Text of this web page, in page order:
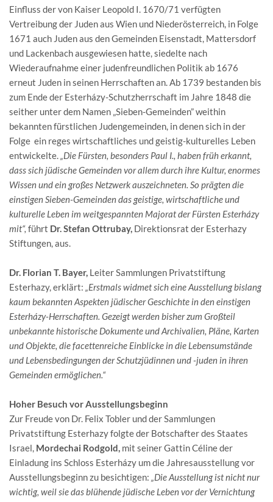
Einfluss der von Kaiser Leopold I. 1670/71 verfügten
Vertreibung der Juden aus Wien und Niederösterreich, in Folge
1671 auch Juden aus den Gemeinden Eisenstadt, Mattersdorf
und Lackenbach ausgewiesen hatte, siedelte nach
Wiederaufnahme einer judenfreundlichen Politik ab 1676
erneut Juden in seinen Herrschaften an. Ab 1739 bestanden bis
zum Ende der Esterházy-Schutzherrschaft im Jahre 1848 die
seither unter dem Namen „Sieben-Gemeinden” weithin
bekannten fürstlichen Judengemeinden, in denen sich in der
Folge ein reges wirtschaftliches und geistig-kulturelles Leben
entwickelte.„Die Fürsten, besonders Paul I., haben früh erkannt,
dass sich jüdische Gemeinden vor allem durch ihre Kultur, enormes
Wissen und ein großes Netzwerk auszeichneten. So prägten die
einstigen Sieben-Gemeinden das geistige, wirtschaftliche und
kulturelle Leben im weitgespannten Majorat der Fürsten Esterházy
mit“, führt Dr. Stefan Ottrubay, Direktionsrat der Esterhazy
Stiftungen, aus.
Dr. Florian T. Bayer, Leiter Sammlungen Privatstiftung
Esterhazy, erklärt: „Erstmals widmet sich eine Ausstellung bislang
kaum bekannten Aspekten jüdischer Geschichte in den einstigen
Esterházy-Herrschaften. Gezeigt werden bisher zum Großteil
unbekannte historische Dokumente und Archivalien, Pläne, Karten
und Objekte, die facettenreiche Einblicke in die Lebensumstände
und Lebensbedingungen der Schutzjüdinnen und -juden in ihren
Gemeinden ermöglichen.“
Hoher Besuch vor Ausstellungsbeginn
Zur Freude von Dr. Felix Tobler und der Sammlungen
Privatstiftung Esterhazy folgte der Botschafter des Staates
Israel, Mordechai Rodgold, mit seiner Gattin Céline der
Einladung ins Schloss Esterházy um die Jahresausstellung vor
Ausstellungsbeginn zu besichtigen: „Die Ausstellung ist nicht nur
wichtig, weil sie das blühende jüdische Leben vor der Vernichtung